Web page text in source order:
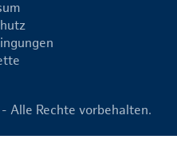
Alle Rechte vorbehalten.